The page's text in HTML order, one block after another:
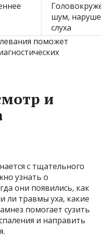
шум,
слуха
поможет
и
с тщательного
узнать о
они появились, как
ли травмы уха, какие
помогает сузить
и направить